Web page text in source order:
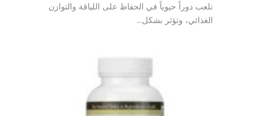
تلعب دوراً حيوياً في الحفاظ على اللياقة والتوازن
الغذائي، وتؤثر بشكل…